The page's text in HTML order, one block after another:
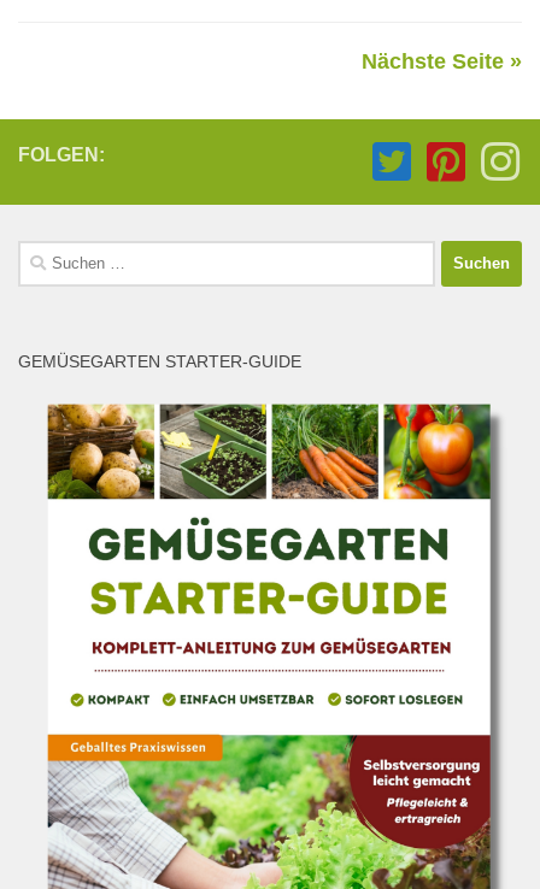
Nächste Seite »
FOLGEN:
Suchen
nach:
GEMÜSEGARTEN STARTER-GUIDE